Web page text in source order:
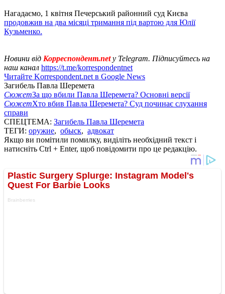
Нагадаємо, 1 квітня Печерський районний суд Києва
продовжив на два місяці тримання під вартою для Юлії
Кузьменко.
Новини від Корреспондент.net у Telegram. Підписуйтесь на
наш канал https://t.me/korrespondentnet
Читайте Korrespondent.net в Google News
Загибель Павла Шеремета
СюжетЗа що вбили Павла Шеремета? Основні версії
СюжетХто вбив Павла Шеремета? Суд починає слухання
справи
СПЕЦТЕМА: Загибель Павла Шеремета
ТЕГИ: оружие, обыск, адвокат
Якщо ви помітили помилку, виділіть необхідний текст і
натисніть Ctrl + Enter, щоб повідомити про це редакцію.